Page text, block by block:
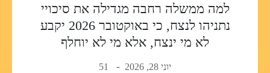
למה ממשלה רחבה מגדילה את סיכויי
נתניהו לנצח, כי באוקטובר 2026 יקבע
לא מי ינצח, אלא מי לא יוחלף
יוני 28, 2026 51